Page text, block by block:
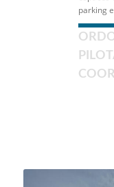
parking